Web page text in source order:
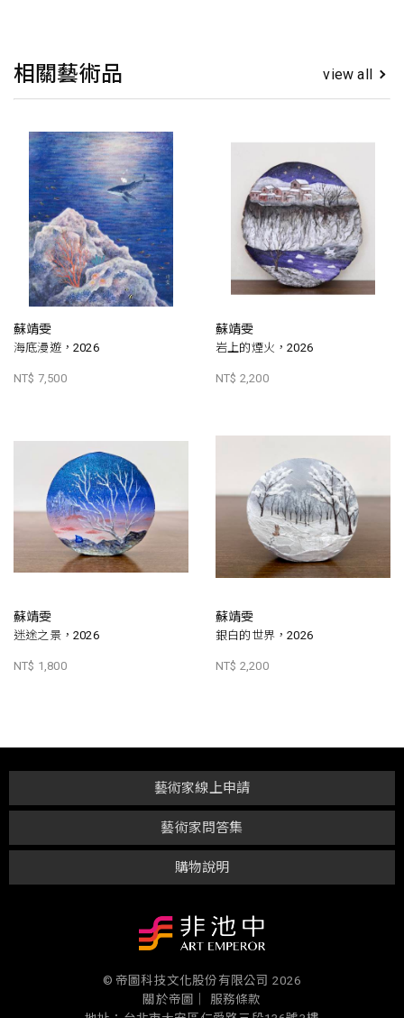
相關藝術品 view all
蘇靖雯
海底漫遊，2026
NT$ 7,500
蘇靖雯
岩上的煙火，2026
NT$ 2,200
蘇靖雯
迷途之景，2026
NT$ 1,800
蘇靖雯
銀白的世界，2026
NT$ 2,200
購物說明
藝術家問答集
藝術家線上申請
© 帝圖科技文化股份有限公司 2026
關於帝圖｜
服務條款